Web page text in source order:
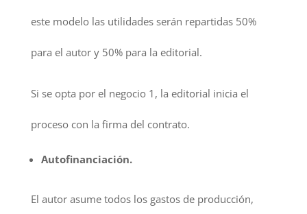
este modelo las utilidades serán repartidas 50%
para el autor y 50% para la editorial.
Si se opta por el negocio 1, la editorial inicia el
proceso con la firma del contrato.
Autofinanciación.
El autor asume todos los gastos de producción,